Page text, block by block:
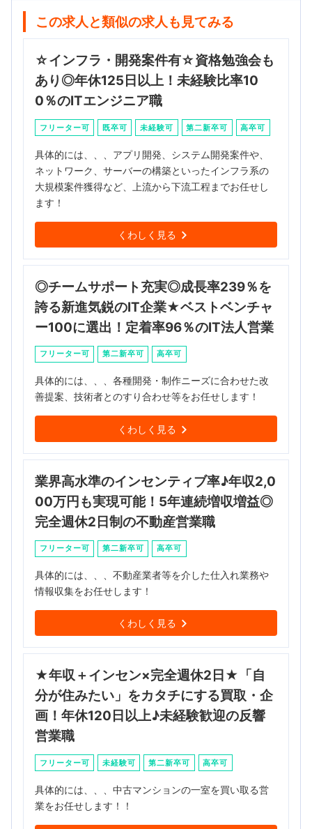
この求人と類似の求人も見てみる
☆インフラ・開発案件有☆資格勉強会も
あり◎年休125日以上！未経験比率10
0％のITエンジニア職
フリーター可 既卒可 未経験可 第二新卒可 高卒可
具体的には、、、アプリ開発、システム開発案件や、
ネットワーク、サーバーの構築といったインフラ系の
大規模案件獲得など、上流から下流工程までお任せし
ます！
くわしく見る
◎チームサポート充実◎成長率239％を
誇る新進気鋭のIT企業★ベストベンチャ
ー100に選出！定着率96％のIT法人営業
フリーター可 第二新卒可 高卒可
具体的には、、、各種開発・制作ニーズに合わせた改
善提案、技術者とのすり合わせ等をお任せします！
くわしく見る
業界高水準のインセンティブ率♪年収2,0
00万円も実現可能！5年連続増収増益◎
完全週休2日制の不動産営業職
フリーター可 第二新卒可 高卒可
具体的には、、、不動産業者等を介した仕入れ業務や
情報収集をお任せします！
くわしく見る
★年収＋インセン×完全週休2日★「自
分が住みたい」をカタチにする買取・企
画！年休120日以上♪未経験歓迎の反響
営業職
フリーター可 未経験可 第二新卒可 高卒可
具体的には、、、中古マンションの一室を買い取る営
業をお任せします！！